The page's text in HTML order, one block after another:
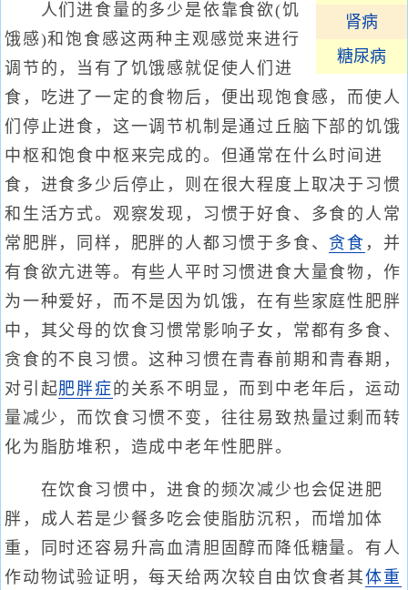
肾病
糖尿病
人们进食量的多少是依靠食欲(饥
饿感)和饱食感这两种主观感觉来进行
调节的，当有了饥饿感就促使人们进
食，吃进了一定的食物后，便出现饱食感，而使人
们停止进食，这一调节机制是通过丘脑下部的饥饿
中枢和饱食中枢来完成的。但通常在什么时间进
食，进食多少后停止，则在很大程度上取决于习惯
和生活方式。观察发现，习惯于好食、多食的人常
常肥胖，同样，肥胖的人都习惯于多食、 贪食 ，并
有食欲亢进等。有些人平时习惯进食大量食物，作
为一种爱好，而不是因为饥饿，在有些家庭性肥胖
中，其父母的饮食习惯常影响子女，常都有多食、
贪食的不良习惯。这种习惯在青春前期和青春期，
对引起肥胖症 的关系不明显，而到中老年后，运动
量减少，而饮食习惯不变，往往易致热量过剩而转
化为脂肪堆积，造成中老年性肥胖。
在饮食习惯中，进食的频次减少也会促进肥
胖，成人若是少餐多吃会使脂肪沉积，而增加体
重，同时还容易升高血清胆固醇而降低糖量。有人
作动物试验证明，每天给两次较自由饮食者其体重